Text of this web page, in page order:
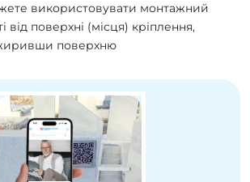
використовувати монтажний
від поверхні (місця) кріплення,
поверхню